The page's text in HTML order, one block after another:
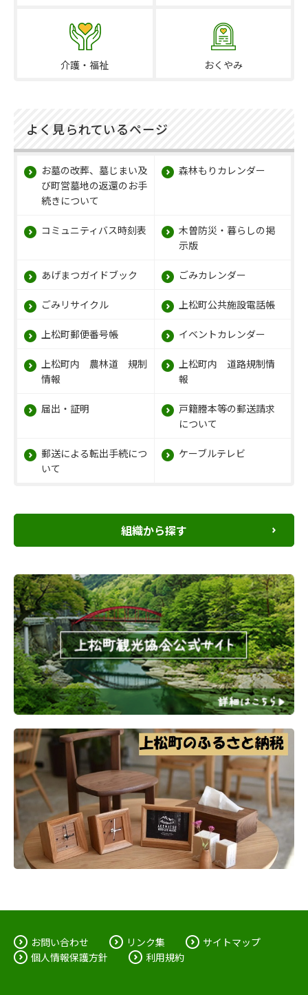
介護・福祉 おくやみ
よく見られているページ
お墓の改葬、墓じまい及
び町営墓地の返還のお手
続きについて
森林もりカレンダー
コミュニティバス時刻表
木曽防災・暮らしの掲
示版
あげまつガイドブック ごみカレンダー
ごみリサイクル 上松町公共施設電話帳
上松町郵便番号帳 イベントカレンダー
上松町内 農林道 規制
情報
上松町内 道路規制情
報
届出・証明
戸籍謄本等の郵送請求
について
郵送による転出手続につ
いて
ケーブルテレビ
組織から探す
お問い合わせ リンク集
サイトマップ
個人情報保護方針
利用規約